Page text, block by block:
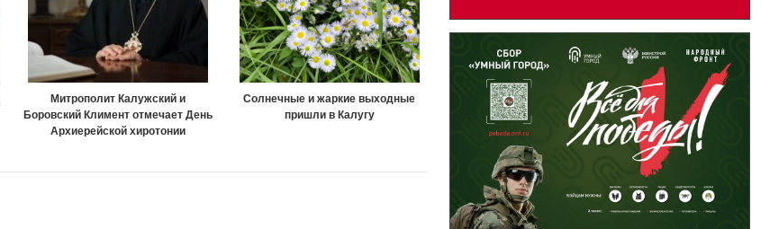
Митрополит Калужский и
Боровский Климент отмечает День
Архиерейской хиротонии
Солнечные и жаркие выходные
пришли в Калугу